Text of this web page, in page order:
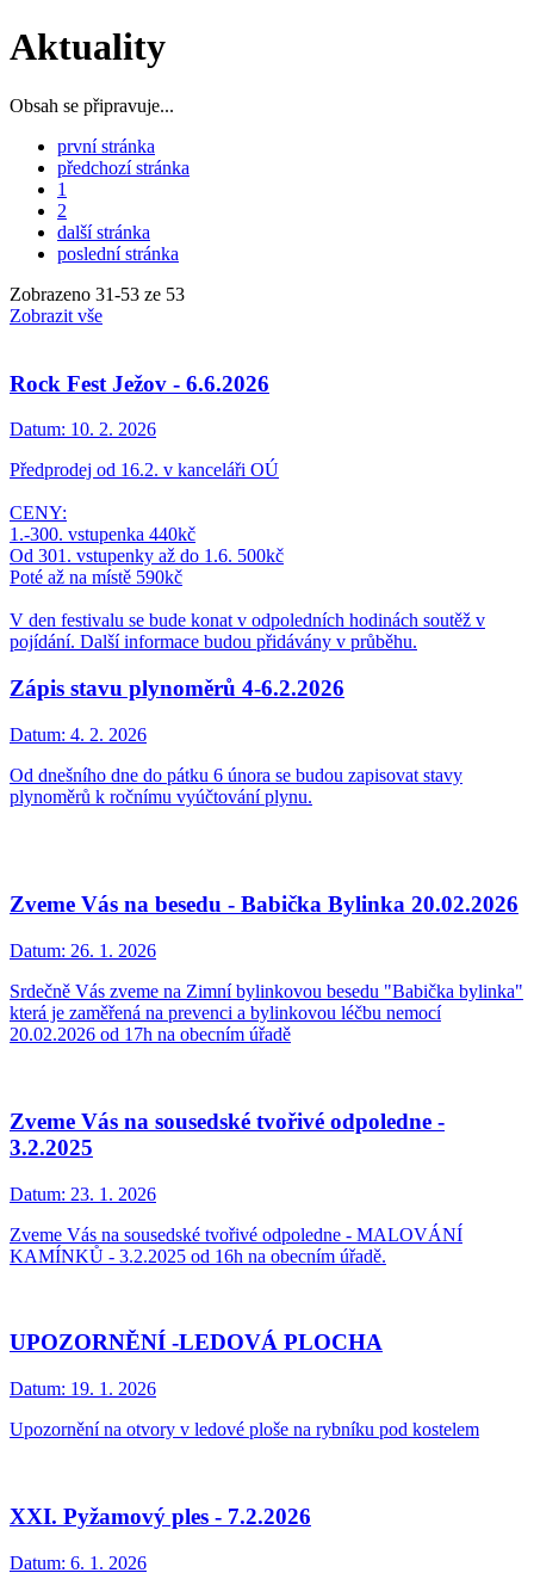
Aktuality
Obsah se připravuje...
první stránka
předchozí stránka
1
2
další stránka
poslední stránka
Zobrazeno 31-53 ze 53
Zobrazit vše
Rock Fest Ježov - 6.6.2026
Datum: 10. 2. 2026
Předprodej od 16.2. v kanceláři OÚ
CENY:
1.-300. vstupenka 440kč
Od 301. vstupenky až do 1.6. 500kč
Poté až na místě 590kč
V den festivalu se bude konat v odpoledních hodinách soutěž v
pojídání. Další informace budou přidávány v průběhu.
Zápis stavu plynoměrů 4-6.2.2026
Datum: 4. 2. 2026
Od dnešního dne do pátku 6 února se budou zapisovat stavy
plynoměrů k ročnímu vyúčtování plynu.
Zveme Vás na besedu - Babička Bylinka 20.02.2026
Datum: 26. 1. 2026
Srdečně Vás zveme na Zimní bylinkovou besedu "Babička bylinka"
která je zaměřená na prevenci a bylinkovou léčbu nemocí
20.02.2026 od 17h na obecním úřadě
Zveme Vás na sousedské tvořivé odpoledne -
3.2.2025
Datum: 23. 1. 2026
Zveme Vás na sousedské tvořivé odpoledne - MALOVÁNÍ
KAMÍNKŮ - 3.2.2025 od 16h na obecním úřadě.
UPOZORNĚNÍ -LEDOVÁ PLOCHA
Datum: 19. 1. 2026
Upozornění na otvory v ledové ploše na rybníku pod kostelem
XXI. Pyžamový ples - 7.2.2026
Datum: 6. 1. 2026